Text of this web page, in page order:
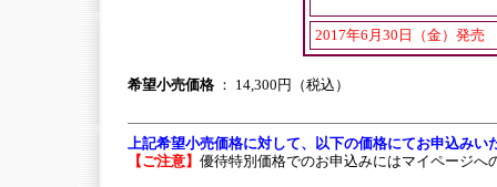
2017年6月30日（金）発売
希望小売価格 ： 14,300円（税込）
上記希望小売価格に対して、以下の価格にてお申込みい
【ご注意】 優待特別価格でのお申込みにはマイページへ